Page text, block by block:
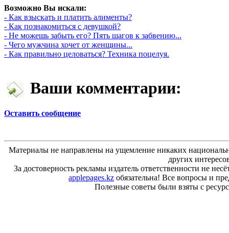
Возможно Вы искали:
- Как взыскать и платить алименты?
- Как познакомиться с девушкой?
- Не можешь забыть его? Пять шагов к забвению...
- Чего мужчина хочет от женщины...
- Как правильно целоваться? Техника поцелуя.
Ваши комментарии:
Оставить сообщение
Материалы не направлены на ущемление никаких
других
За достоверность рекламы издатель ответственности не
applepages.kz обязательна! Все вопросы и
Полезные советы были взяты с